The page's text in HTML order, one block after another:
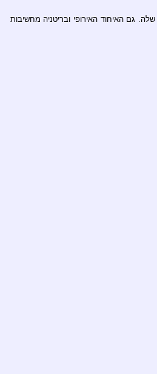
גם האיחוד האירופי ובריטניה מחשיבות